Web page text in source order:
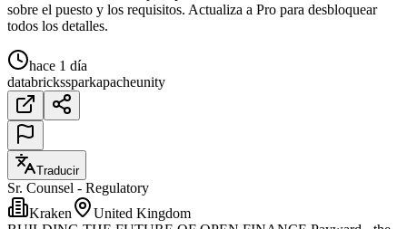
sobre el puesto y los requisitos. Actualiza a Pro para desbloquear
todos los detalles.
hace 1 día
databrickssparkapacheunity
Traducir
Sr. Counsel - Regulatory
Kraken
United Kingdom